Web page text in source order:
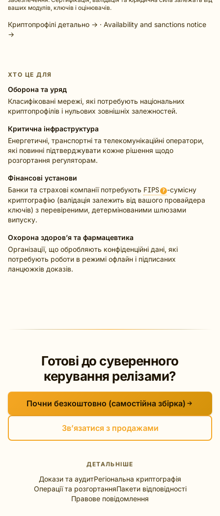
ваших модулів, ключів і оцінювачів.
Криптопрофілі детально → · Availability and sanctions notice
→
ХТО ЦЕ ДЛЯ
Оборона та уряд
Класифіковані мережі, які потребують національних
криптопрофілів і нульових зовнішніх залежностей.
Критична інфраструктура
Енергетичні, транспортні та телекомунікаційні оператори,
які повинні підтверджувати кожне рішення щодо
розгортання регуляторам.
Фінансові установи
Банки та страхові компанії потребують FIPS ? -сумісну
криптографію (валідація залежить від вашого провайдера
ключів) з перевіреними, детермінованими шлюзами
випуску.
Охорона здоров’я та фармацевтика
Організації, що обробляють конфіденційні дані, які
потребують роботи в режимі офлайн і підписаних
ланцюжків доказів.
Готові до суверенного
керування релізами?
Почни безкоштовно (самостійна збірка)
Зв’язатися з продажами
ДЕТАЛЬНІШЕ
Докази та аудитРегіональна криптографія
Операції та розгортанняПакети відповідності
Правове повідомлення